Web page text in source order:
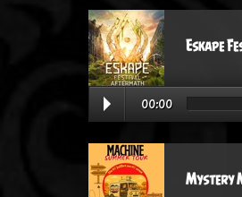
Eskape
00:00
Mystery